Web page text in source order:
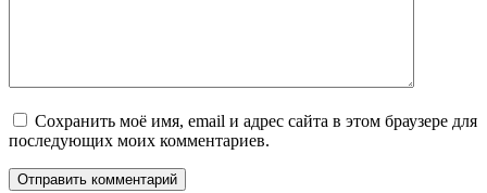
Сохранить моё имя, email и адрес сайта в этом браузере для
последующих моих комментариев.